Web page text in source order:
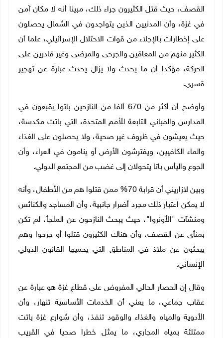
القصف، حيث قتل الكثيرون جراء ذلك، مبينا أنه لا مكان آمن
في غزة، وأن المدنيين الذين يتواجدون في الشمال يحصلون
على إخطارات بالإجلاء من قوات الاحتلال الإسرائيلي، علما أن
الكثير منهم من المعاقين والجرحى والمرضى وغير قادرين على
الحركة، مؤكدا أن ما يحدث ولا يزال يحدث عبارة عن تهجير
قسري.
وأوضح أن أكثر من 670 ألفا من النازحين باتوا يقبعون في
المدارس والمباني التابعة للأمم المتحدة، التي باتت مكدسة،
حيث يعيشون في ظروف غير صحية، ولا يحصلون على الغذاء
والماء الكافيين، ويفترشون الأرض أو ينامون في العراء، وأن
الجوع واليأس باتا يتحولان إلى غضب من المجتمع الدولي.
وبين لازاريني أن قرابة 70% ممن قتلوا هم من الأطفال، وأنه
لا يمكن اعتبار ذلك مجرد أضرار جانبية، وأن المساجد والكنائس
ومنشآت "الأونروا"، حيث يبحث النازحون عن الملجأ، لم تكن
بمنأى عن القصف، وأن هناك الكثيرون قتلوا أو جرحوا وهم
يبحثون عن ملاذ في المناطق التي يحميها القانون الدولي
الإنساني.
وقال إن الحصار الحالي المفروض على قطاع غزة هو عبارة عن
عقاب جماعي، ما يعني أن الخدمات الأساسية تنهار، وأن
الأدوية والمياه والغذاء والوقود تنفذ، وأن شوارع غزة باتت
ممتلئة بمياه المجاري، ما يمثل خطرا صحيا في القريب